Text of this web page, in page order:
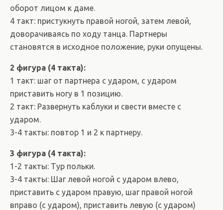
оборот лицом к даме.
4 такт: пристукнуть правой ногой, затем левой,
доворачиваясь по ходу танца. Партнеры
становятся в исходное положение, руки опущены.
2 фигура (4 такта):
1 такт: шаг от партнера с ударом, с ударом
приставить ногу в 1 позицию.
2 такт: Развернуть каблуки и свести вместе с
ударом.
3-4 такты: повтор 1 и 2 к партнеру.
3 фигура (4 такта):
1-2 такты: Тур польки.
3-4 такты: Шаг левой ногой с ударом влево,
приставить с ударом правую, шаг правой ногой
вправо (с ударом), приставить левую (с ударом)